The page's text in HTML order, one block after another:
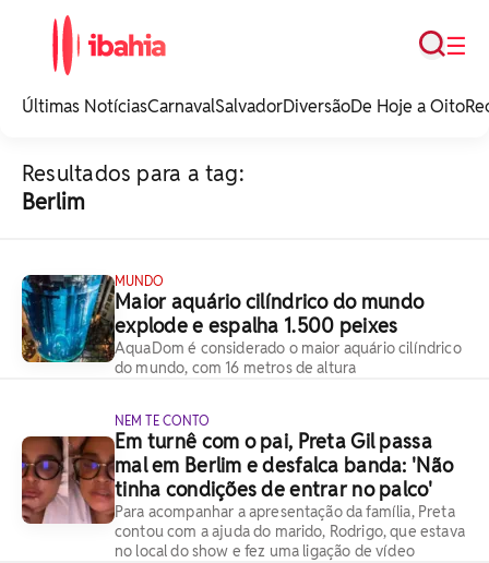
noticias e
☰
Busca
Últimas NotíciasCarnavalSalvadorDiversãoDe Hoje a Oito
Resultados para a tag:
Berlim
MUNDO
Maior aquário cilíndrico do mundo
explode e espalha 1.500 peixes
AquaDom é considerado o maior aquário cilíndrico
do mundo, com 16 metros de altura
NEM TE CONTO
Em turnê com o pai, Preta Gil passa
mal em Berlim e desfalca banda: 'Não
tinha condições de entrar no palco'
Para acompanhar a apresentação da família, Preta
contou com a ajuda do marido, Rodrigo, que estava
no local do show e fez uma ligação de vídeo